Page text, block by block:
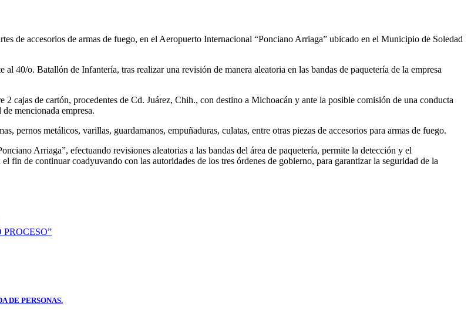
de accesorios de armas de fuego, en el Aeropuerto Internacional “Ponciano Arriaga” ubicado en el Municipio de Soledad
40/o. Batallón de Infantería, tras realizar una revisión de manera aleatoria en las bandas de paquetería de la empresa
cajas de cartón, procedentes de Cd. Juárez, Chih., con destino a Michoacán y ante la posible comisión de una conducta
mencionada empresa.
pernos metálicos, varillas, guardamanos, empuñaduras, culatas, entre otras piezas de accesorios para armas de fuego.
Arriaga”, efectuando revisiones aleatorias a las bandas del área de paquetería, permite la detección y el
fin de continuar coadyuvando con las autoridades de los tres órdenes de gobierno, para garantizar la seguridad de la
DE PERSONAS.